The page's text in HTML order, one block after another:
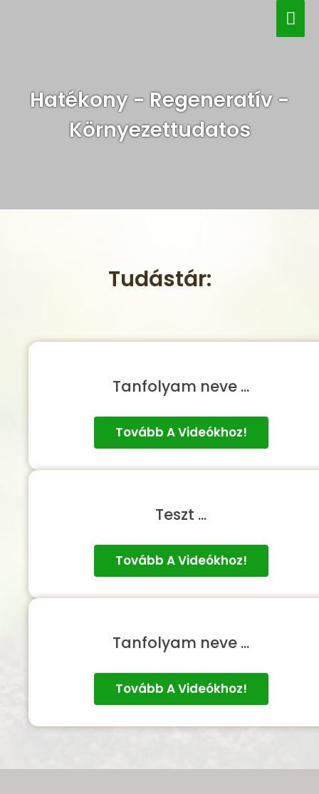
Hatékony - Regeneratív -
Környezettudatos
Tudástár:
Tanfolyam neve ...
Tovább A Videókhoz!
Teszt ...
Tovább A Videókhoz!
Tanfolyam neve ...
Tovább A Videókhoz!